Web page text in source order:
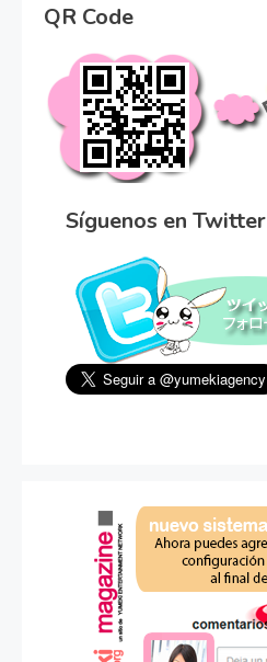
QR Code
Síguenos en Twitter